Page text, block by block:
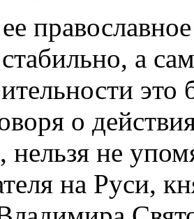
а
о
нельзя не
на Руси,